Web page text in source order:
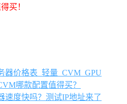
买！
器价格表_轻量_CVM_GPU
哪款配置值得买？
速度快吗？测试IP地址来了